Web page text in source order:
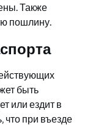
Также
пошлину.​
быть
или ездит в
что при въезде